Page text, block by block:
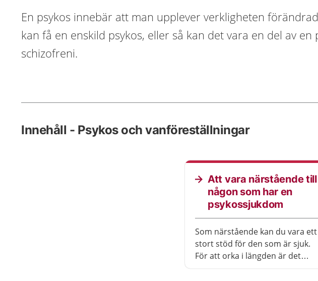
En psykos innebär att man upplever verkligheten
kan få en enskild psykos, eller så kan det vara en del av en
schizofreni.
Innehåll - Psykos och vanföreställningar
Att vara närstående till
någon som har en
psykossjukdom
Som närstående kan du vara ett
stort stöd för den som är sjuk.
För att orka i längden är det